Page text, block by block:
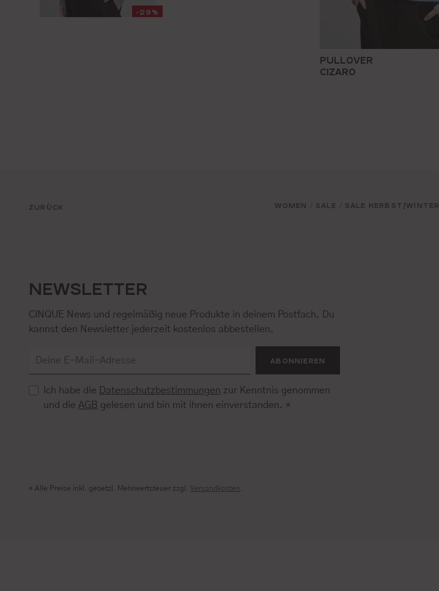
PULLOVER
CIZARO
-29%
ZURÜCK WOMEN SALE SALE HERBST/WINTER
NEWSLETTER
CINQUE News und regelmäßig neue Produkte in deinem Postfach. Du
kannst den Newsletter jederzeit kostenlos abbestellen.
ABONNIEREN
Ich habe die Datenschutzbestimmungen zur Kenntnis genommen
und dieAGB gelesen und bin mit ihnen einverstanden. *
* Alle Preise inkl. gesetzl. Mehrwertsteuer zzgl. Versandkosten.